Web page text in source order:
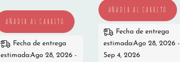
AÑADIR AL CARRITO
Fecha de entrega
estimada:Ago 28, 2026 -
AÑADIR AL CARRITO
Fecha de entrega
estimada:Ago 28, 2026 -
Sep 4, 2026